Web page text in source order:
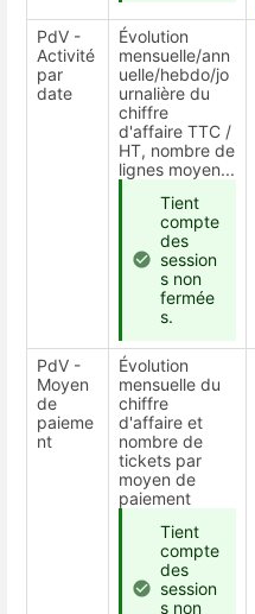
PdV -
Activité
par
date
Évolution
mensuelle/ann
uelle/hebdo/jo
urnalière du
chiffre
d'affaire TTC /
HT, nombre de
lignes moyen...
Tient
compte
des
session
s non
fermée
s.
PdV -
Moyen
de
paieme
nt
Évolution
mensuelle du
chiffre
d'affaire et
nombre de
tickets par
moyen de
paiement
Tient
compte
des
session
s non